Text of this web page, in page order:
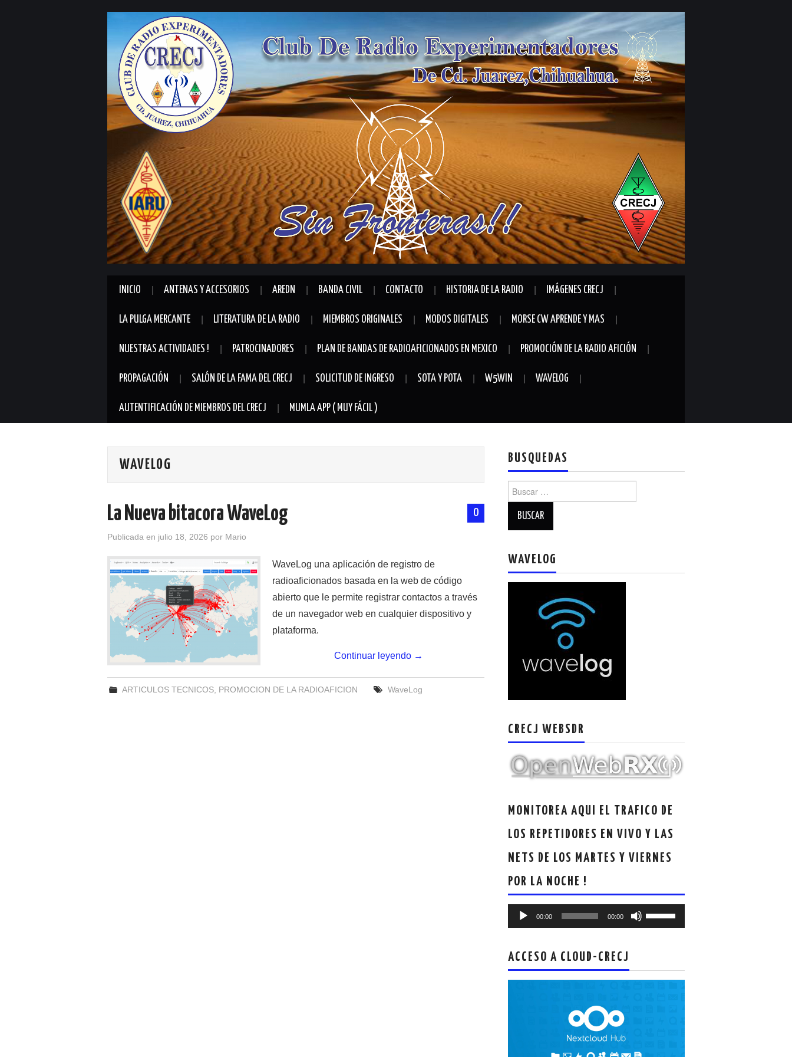
INICIO ANTENAS Y ACCESORIOS AREDN BANDA CIVIL CONTACTO HISTORIA DE LA RADIO IMÁGENES CRECJ
LA PULGA MERCANTE LITERATURA DE LA RADIO MIEMBROS ORIGINALES MODOS DIGITALES MORSE CW APRENDE Y MAS
NUESTRAS ACTIVIDADES ! PATROCINADORES PLAN DE BANDAS DE RADIOAFICIONADOS EN MEXICO PROMOCIÓN DE LA RADIO AFICIÓN
PROPAGACIÓN SALÓN DE LA FAMA DEL CRECJ SOLICITUD DE INGRESO SOTA Y POTA W5WIN WAVELOG
AUTENTIFICACIÓN DE MIEMBROS DEL CRECJ MUMLA APP ( MUY FÁCIL )
WAVELOG
0
La Nueva bitacora WaveLog
Publicada en julio 18, 2026 por Mario
WaveLog una aplicación de registro de
radioaficionados basada en la web de código
abierto que le permite registrar contactos a través
de un navegador web en cualquier dispositivo y
plataforma.
Continuar leyendo →
ARTICULOS TECNICOS PROMOCION DE LA RADIOAFICION WaveLog
BUSQUEDAS
WAVELOG
CRECJ WEBSDR
MONITOREA AQUI EL TRAFICO DE
LOS REPETIDORES EN VIVO Y LAS
NETS DE LOS MARTES Y VIERNES
POR LA NOCHE !
Reproductor
de
00:00 00:00
las
flecha
ACCESO A CLOUD-CRECJ